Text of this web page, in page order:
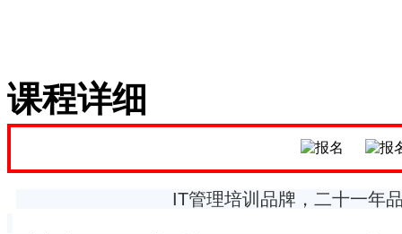
课程详细
IT管理培训品牌，二十一年品